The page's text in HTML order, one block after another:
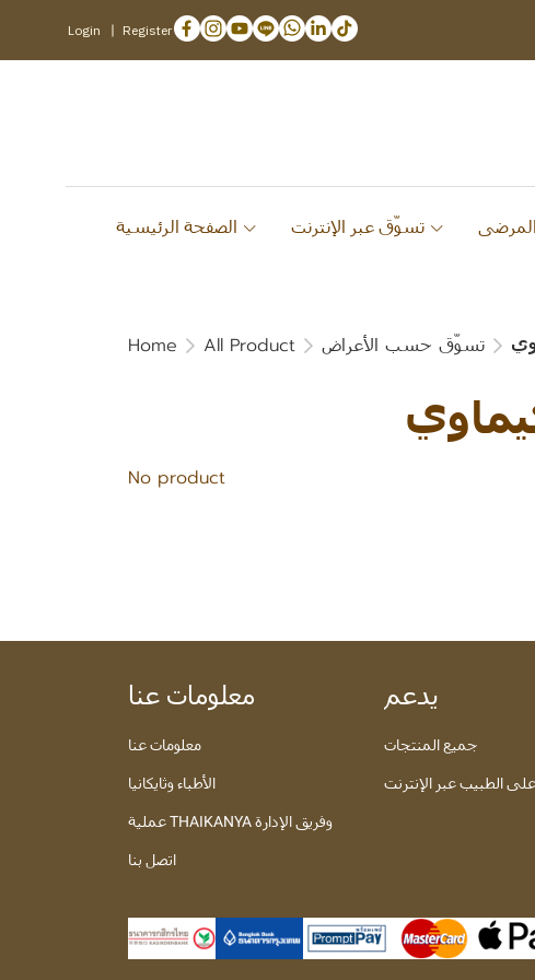
Login Register
Home All Product تسوّق حسب الأعراض
No product
معلومات عنا
معلومات عنا
الأطباء وثايكانيا
عملية THAIKANYA وفريق الإدارة
اتصل بنا
يدعم
جميع المنتجات
الطبيب عبر الإنترنت